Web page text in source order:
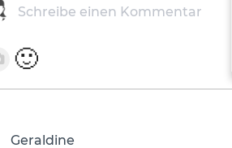
🙂
Geraldine